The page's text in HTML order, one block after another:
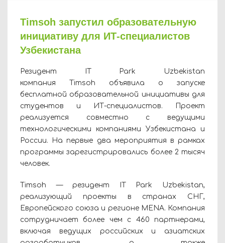
Timsoh запустил образовательную
инициативу для ИТ-специалистов
Узбекистана
Резидент IT Park Uzbekistan
компания Timsoh объявила о запуске
бесплатной образовательной инициативы для
студентов и ИТ-специалистов. Проект
реализуется совместно с ведущими
технологическими компаниями Узбекистана и
России. На первые два мероприятия в рамках
программы зарегистрировались более 2 тысяч
человек.
Timsoh — резидент IT Park Uzbekistan,
реализующий проекты в странах СНГ,
Европейского союза и регионе MENA. Компания
сотрудничает более чем с 460 партнерами,
включая ведущих российских и азиатских